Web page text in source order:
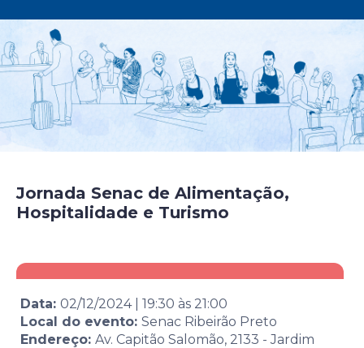
Jornada Senac de Alimentação,
Hospitalidade e Turismo
Data: 02/12/2024| 19:30 às 21:00
Local do evento: Senac Ribeirão Preto
Endereço: Av. Capitão Salomão, 2133 - Jardim